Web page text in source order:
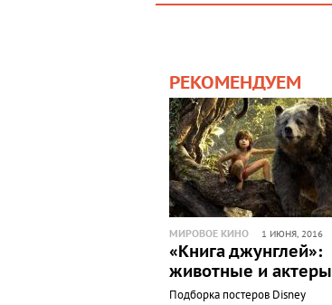
РЕКОМЕНДУЕМ
МИРОВОЕ КИНО 1 ИЮНЯ, 2016
«Книга джунглей»:
животные и актеры
Подборка постеров Disney